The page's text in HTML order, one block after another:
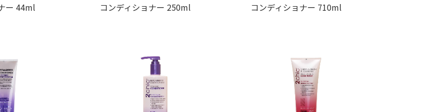
ー 44ml
コンディショナー 250ml
コンディショナー 710ml